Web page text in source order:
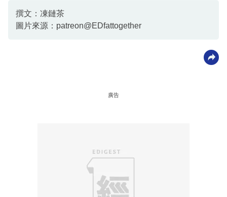
撰文：凍鏈茶
圖片來源：patreon@EDfattogether
廣告